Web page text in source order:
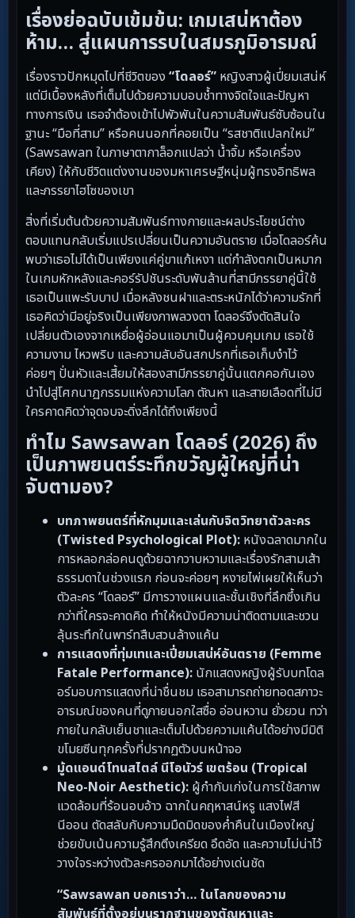
เรื่องย่อฉบับเข้มข้น: เกมเสน่หาต้อง
ห้าม… สู่แผนการรบในสมรภูมิอารมณ์
เรื่องราวปักหมุดไปที่ชีวิตของ “โดลอร์” หญิงสาวผู้เปี่ยมเสน่ห์
แต่มีเบื้องหลังที่เต็มไปด้วยความบอบช้ำทางจิตใจและปัญหา
ทางการเงิน เธอจำต้องเข้าไปพัวพันในความสัมพันธ์ซับซ้อนใน
ฐานะ “มือที่สาม” หรือคนนอกที่คอยเป็น “รสชาติแปลกใหม่”
(Sawsawan ในภาษาตากาล็อกแปลว่า น้ำจิ้ม หรือเครื่อง
เคียง) ให้กับชีวิตแต่งงานของมหาเศรษฐีหนุ่มผู้ทรงอิทธิพล
และภรรยาไฮโซของเขา
สิ่งที่เริ่มต้นด้วยความสัมพันธ์ทางกายและผลประโยชน์ต่าง
ตอบแทนกลับเริ่มแปรเปลี่ยนเป็นความอันตราย เมื่อโดลอร์ค้น
พบว่าเธอไม่ได้เป็นเพียงแค่คู่ขาแก้เหงา แต่กำลังตกเป็นหมาก
ในเกมหักหลังและคอร์รัปชันระดับพันล้านที่สามีภรรยาคู่นี้ใช้
เธอเป็นแพะรับบาป เมื่อหลังชนฝาและตระหนักได้ว่าความรักที่
เธอคิดว่ามีอยู่จริงเป็นเพียงภาพลวงตา โดลอร์จึงตัดสินใจ
เปลี่ยนตัวเองจากเหยื่อผู้อ่อนแอมาเป็นผู้ควบคุมเกม เธอใช้
ความงาม ไหวพริบ และความลับอันสกปรกที่เธอเก็บงำไว้
ค่อยๆ ปั่นหัวและเสี้ยมให้สองสามีภรรยาคู่นั้นแตกคอกันเอง
นำไปสู่โศกนาฏกรรมแห่งความโลภ ตัณหา และสายเลือดที่ไม่มี
ใครคาดคิดว่าจุดจบจะดิ่งลึกได้ถึงเพียงนี้
ทำไม Sawsawan โดลอร์ (2026) ถึง
เป็นภาพยนตร์ระทึกขวัญผู้ใหญ่ที่น่า
จับตามอง?
บทภาพยนตร์ที่หักมุมและเล่นกับจิตวิทยาตัวละคร
(Twisted Psychological Plot): หนังฉลาดมากใน
การหลอกล่อคนดูด้วยฉากวาบหวามและเรื่องรักสามเส้า
ธรรมดาในช่วงแรก ก่อนจะค่อยๆ หงายไพ่เผยให้เห็นว่า
ตัวละคร “โดลอร์” มีการวางแผนและชั้นเชิงที่ลึกซึ้งเกิน
กว่าที่ใครจะคาดคิด ทำให้หนังมีความน่าติดตามและชวน
ลุ้นระทึกในพาร์ทสืบสวนล้างแค้น
การแสดงที่ทุ่มเทและเปี่ยมเสน่ห์อันตราย (Femme
Fatale Performance): นักแสดงหญิงผู้รับบทโดล
อร์มอบการแสดงที่น่าชื่นชม เธอสามารถถ่ายทอดสภาวะ
อารมณ์ของคนที่ดูภายนอกใสซื่อ อ่อนหวาน ยั่วยวน ทว่า
ภายในกลับเย็นชาและเต็มไปด้วยความแค้นได้อย่างมีมิติ
ขโมยซีนทุกครั้งที่ปรากฏตัวบนหน้าจอ
มู้ดแอนด์โทนสไตล์ นีโอนัวร์ เขตร้อน (Tropical
Neo-Noir Aesthetic): ผู้กำกับเก่งในการใช้สภาพ
แวดล้อมที่ร้อนอบอ้าว ฉากในคฤหาสน์หรู แสงไฟสี
นีออน ตัดสลับกับความมืดมิดของค่ำคืนในเมืองใหญ่
ช่วยขับเน้นความรู้สึกตึงเครียด อึดอัด และความไม่น่าไว้
วางใจระหว่างตัวละครออกมาได้อย่างเด่นชัด
“Sawsawan บอกเราว่า… ในโลกของความ
สัมพันธ์ที่ตั้งอยู่บนรากฐานของตัณหาและ